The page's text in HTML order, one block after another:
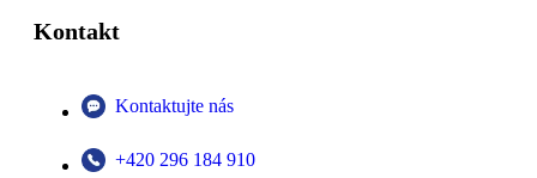
Kontakt
Kontaktujte nás
+420 296 184 910